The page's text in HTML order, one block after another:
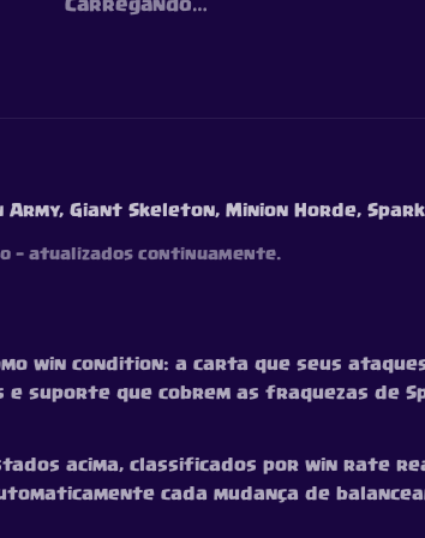
Carregando…
Army, Giant Skeleton, Minion Horde,
— atualizados continuamente.
win condition: a carta que seus
suporte que cobrem as fraquezas de
acima, classificados por win rate
cada mudança de